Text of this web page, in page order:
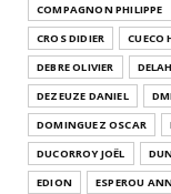
COMPAGNON PHILIPPE
CROS DIDIER
CUECO
DEBRE OLIVIER
DEZEUZE DANIEL
DOMINGUEZ OSCAR
DUCORROY JOËL
EDION
ESPEROU